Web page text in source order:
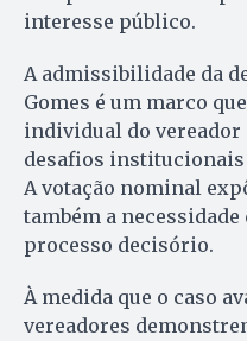
interesse público.
A admissibilidade da
Gomes é um marco
individual do vereador
desafios
A votação nominal
também a
processo decisório.
À medida que o caso
vereadores